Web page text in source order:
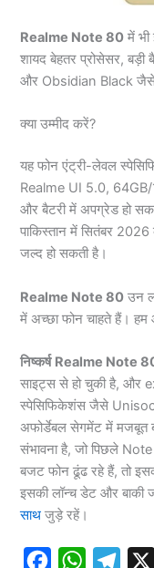
Realme Note 80 में भी
शायद बेहतर प्रोसेसर,
और Obsidian Black
क्या उम्मीद करें?
यह फोन एंट्री-लेवल
Realme UI 5.0, 64GB/
और बैटरी में अपग्रेड हो
पाकिस्तान में सितंबर
जल्द हो सकती है।
Realme Note 80 उन
में अच्छा फोन चाहते हैं।
निष्कर्ष Realme Note
साइट्स से हो चुकी है, और
स्पेसिफिकेशंस जैसे Unisoc
अफोर्डेबल सेगमेंट में मजबूत
संभावना है, जो पिछले
बजट फोन ढूंढ रहे हैं, तो
इसकी लॉन्च डेट और बाकी
साथ जुड़े रहें।
W